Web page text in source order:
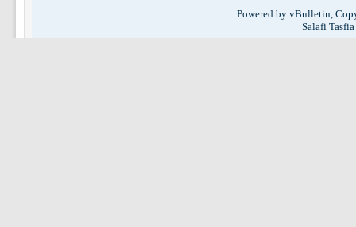
Powered by vBulletin,
Salafi